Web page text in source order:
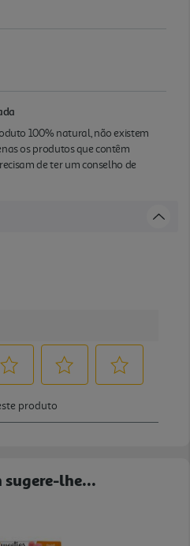
100% natural, não existem
os produtos que contêm
de ter um conselho de
sugere-lhe...